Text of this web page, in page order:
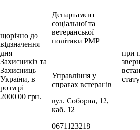
щорічно до
відзначення
дня
Захисників та
Захисниць
України, в
розмірі
2000,00 грн.
Департамент
соціальної та
ветеранської
політики РМР
при
Управління у
справах ветеранів
вул. Соборна, 12,
каб. 12
0671123218